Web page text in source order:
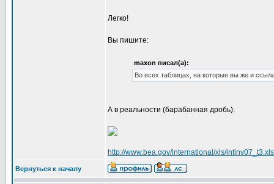
Легко!
Вы пишите:
maxon писал(а):
Во всех таблицах, на которые вы же и
А в реальности (барабанная дробь):
http://www.bea.gov/international/xls/intinv07_t3.xls
Вернуться к началу